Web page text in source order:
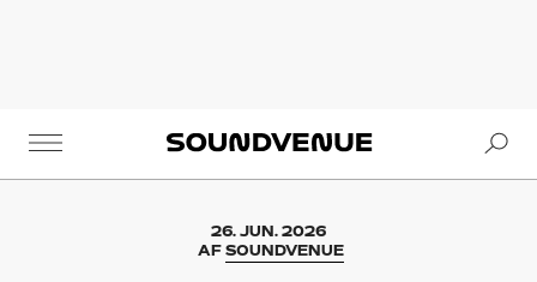
Soundvenue
26. JUN. 2026
AFSOUNDVENUE